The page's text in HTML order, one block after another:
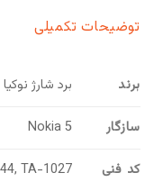
توضیحات تکمیلی
برند برد شارژ نوکیا
سازگار Nokia 5
کد فنی TA-1027